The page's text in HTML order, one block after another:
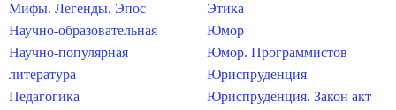
Мифы. Легенды. Эпос
Научно-образовательная
Научно-популярная
литература
Педагогика
Этика
Юмор
Юмор. Программистов
Юриспруденция
Юриспруденция. Закон акт